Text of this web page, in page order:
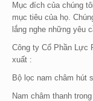
Mục đích của chúng
mục tiêu của họ.
lắng nghe những yêu
Công ty Cổ Phần Lực
xuất :
Bộ lọc nam châm hút
Nam châm thanh